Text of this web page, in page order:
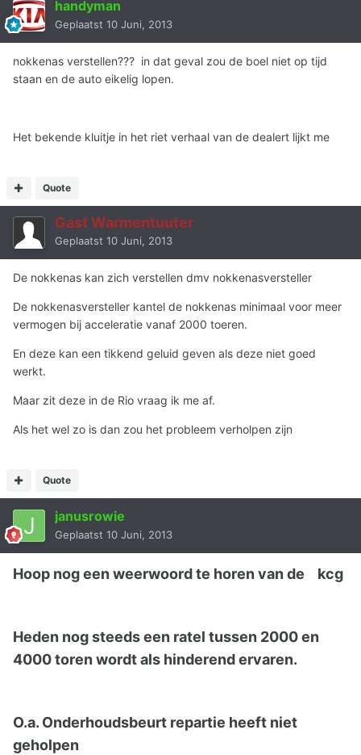
handyman
Geplaatst 10 Juni, 2013
nokkenas verstellen??? in dat geval zou de boel niet op tijd
staan en de auto eikelig lopen.
Het bekende kluitje in het riet verhaal van de dealert lijkt me
Quote
Gast Warmentuuter
Geplaatst 10 Juni, 2013
De nokkenas kan zich verstellen dmv nokkenasversteller
De nokkenasversteller kantel de nokkenas minimaal voor meer
vermogen bij acceleratie vanaf 2000 toeren.
En deze kan een tikkend geluid geven als deze niet goed
werkt.
Maar zit deze in de Rio vraag ik me af.
Als het wel zo is dan zou het probleem verholpen zijn
Quote
janusrowie
Geplaatst 10 Juni, 2013
Hoop nog een weerwoord te horen van de kcg
Heden nog steeds een ratel tussen 2000 en
4000 toren wordt als hinderend ervaren.
O.a. Onderhoudsbeurt repartie heeft niet
geholpen